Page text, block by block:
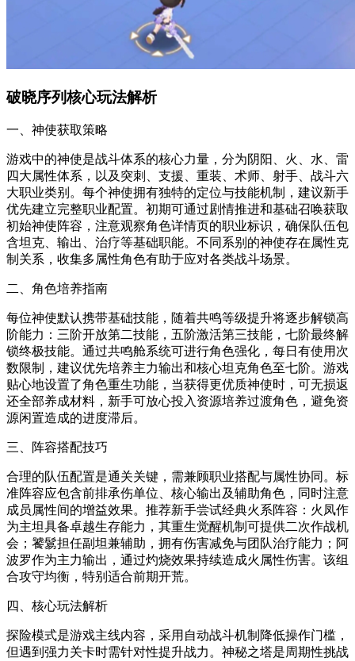
破晓序列核心玩法解析
一、神使获取策略
游戏中的神使是战斗体系的核心力量，分为阴阳、火、水、雷
四大属性体系，以及突刺、支援、重装、术师、射手、战斗六
大职业类别。每个神使拥有独特的定位与技能机制，建议新手
优先建立完整职业配置。初期可通过剧情推进和基础召唤获取
初始神使阵容，注意观察角色详情页的职业标识，确保队伍包
含坦克、输出、治疗等基础职能。不同系别的神使存在属性克
制关系，收集多属性角色有助于应对各类战斗场景。
二、角色培养指南
每位神使默认携带基础技能，随着共鸣等级提升将逐步解锁高
阶能力：三阶开放第二技能，五阶激活第三技能，七阶最终解
锁终极技能。通过共鸣舱系统可进行角色强化，每日有使用次
数限制，建议优先培养主力输出和核心坦克角色至七阶。游戏
贴心地设置了角色重生功能，当获得更优质神使时，可无损返
还全部养成材料，新手可放心投入资源培养过渡角色，避免资
源闲置造成的进度滞后。
三、阵容搭配技巧
合理的队伍配置是通关关键，需兼顾职业搭配与属性协同。标
准阵容应包含前排承伤单位、核心输出及辅助角色，同时注意
成员属性间的增益效果。推荐新手尝试经典火系阵容：火凤作
为主坦具备卓越生存能力，其重生觉醒机制可提供二次作战机
会；饕鬄担任副坦兼辅助，拥有伤害减免与团队治疗能力；阿
波罗作为主力输出，通过灼烧效果持续造成火属性伤害。该组
合攻守均衡，特别适合前期开荒。
四、核心玩法解析
探险模式是游戏主线内容，采用自动战斗机制降低操作门槛，
但遇到强力关卡时需针对性提升战力。神秘之塔是周期性挑战